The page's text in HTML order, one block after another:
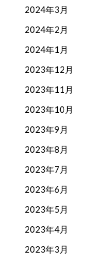
2024年3月
2024年2月
2024年1月
2023年12月
2023年11月
2023年10月
2023年9月
2023年8月
2023年7月
2023年6月
2023年5月
2023年4月
2023年3月